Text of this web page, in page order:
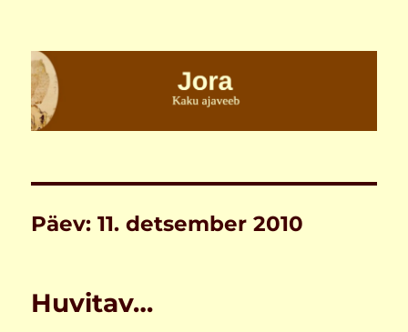
Jora
Päev:11. detsember 2010
Huvitav…